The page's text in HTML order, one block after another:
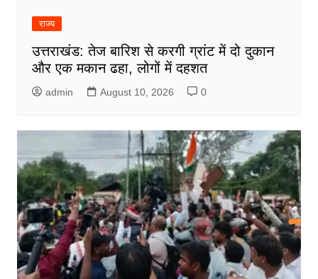
राज्य
उत्तराखंड: तेज बारिश से करगी ग्रांट में दो दुकान
और एक मकान ढहा, लोगों में दहशत
admin August 10, 2026 0